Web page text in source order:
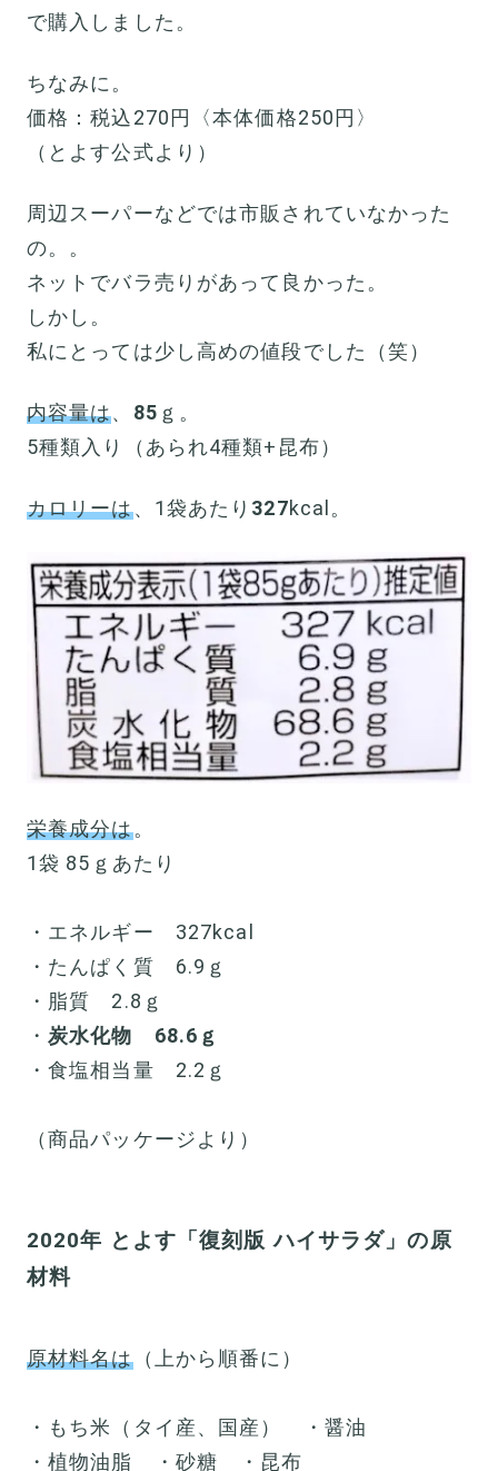
で購入しました。
ちなみに。
価格：税込270円〈本体価格250円〉
（とよす公式より）
周辺スーパーなどでは市販されていなかった
の。。
ネットでバラ売りがあって良かった。
しかし。
私にとっては少し高めの値段でした（笑）
内容量は、 85 ｇ。
5種類入り（あられ4種類+昆布）
カロリーは、1袋あたり 327kcal。
栄養成分は。
1袋 85ｇあたり
・エネルギー 327kcal
・たんぱく質 6.9ｇ
・脂質 2.8ｇ
・炭水化物 68.6ｇ
・食塩相当量 2.2ｇ
（商品パッケージより）
2020年 とよす「復刻版 ハイサラダ」の原
材料
原材料名は（上から順番に）
・もち米（タイ産、国産） ・醤油
・植物油脂 ・砂糖 ・昆布